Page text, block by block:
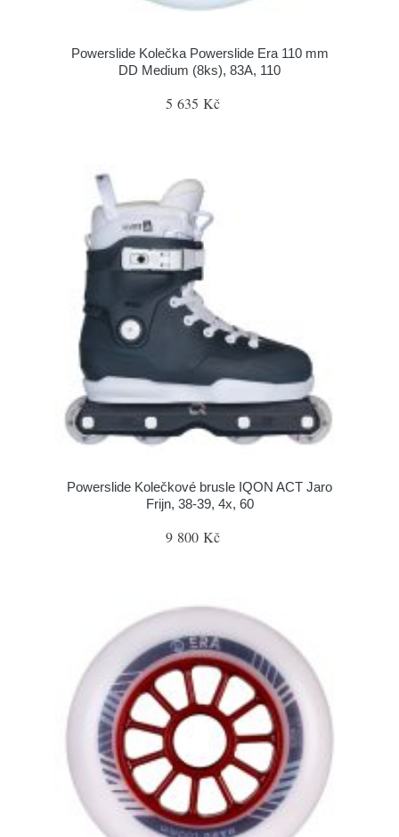
Powerslide Kolečka Powerslide Era 110 mm
DD Medium (8ks), 83A, 110
5 635 Kč
Powerslide Kolečkové brusle IQON ACT Jaro
Frijn, 38-39, 4x, 60
9 800 Kč